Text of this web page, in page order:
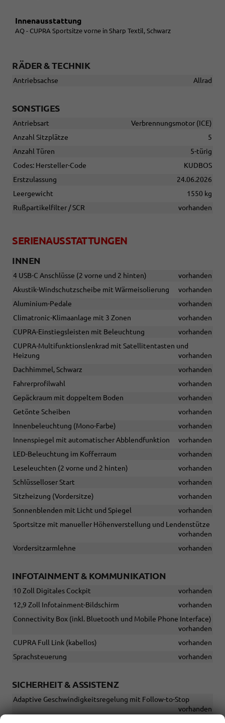
Innenausstattung
AQ - CUPRA Sportsitze vorne in Sharp Textil, Schwarz
RÄDER & TECHNIK
Antriebsachse Allrad
SONSTIGES
Antriebsart
Verbrennungsmotor (ICE)
Anzahl Sitzplätze
5
Anzahl Türen
5-türig
Codes: Hersteller-Code
KUDBOS
Erstzulassung
24.06.2026
Leergewicht
1550 kg
Rußpartikelfilter / SCR
vorhanden
SERIENAUSSTATTUNGEN
INNEN
4 USB-C Anschlüsse (2 vorne und 2 hinten)
vorhanden
Akustik-Windschutzscheibe mit Wärmeisolierung
vorhanden
Aluminium-Pedale
vorhanden
Climatronic-Klimaanlage mit 3 Zonen
vorhanden
CUPRA-Einstiegsleisten mit Beleuchtung
vorhanden
CUPRA-Multifunktionslenkrad mit Satellitentasten und
Heizung
vorhanden
Dachhimmel, Schwarz
vorhanden
Fahrerprofilwahl
vorhanden
Gepäckraum mit doppeltem Boden
vorhanden
Getönte Scheiben
vorhanden
Innenbeleuchtung (Mono-Farbe)
vorhanden
Innenspiegel mit automatischer Abblendfunktion
vorhanden
LED-Beleuchtung im Kofferraum
vorhanden
Leseleuchten (2 vorne und 2 hinten)
vorhanden
Schlüsselloser Start
vorhanden
Sitzheizung (Vordersitze)
vorhanden
Sonnenblenden mit Licht und Spiegel
vorhanden
Sportsitze mit manueller Höhenverstellung und Lendenstütze
vorhanden
Vordersitzarmlehne
vorhanden
INFOTAINMENT & KOMMUNIKATION
10 Zoll Digitales Cockpit
vorhanden
12,9 Zoll Infotainment-Bildschirm
vorhanden
Connectivity Box (inkl. Bluetooth und Mobile Phone Interface)
vorhanden
CUPRA Full Link (kabellos)
vorhanden
Sprachsteuerung
vorhanden
SICHERHEIT & ASSISTENZ
Adaptive Geschwindigkeitsregelung mit Follow-to-Stop
vorhanden